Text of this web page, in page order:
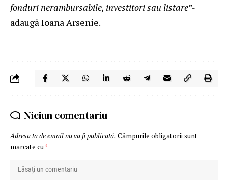
fonduri nerambursabile, investitori sau listare”-
adaugă Ioana Arsenie.
Niciun comentariu
Adresa ta de email nu va fi publicată. Câmpurile obligatorii sunt
marcate cu *